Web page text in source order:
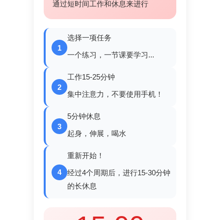
通过短时间工作和休息来进行
1
选择一项任务
一个练习，一节课要学习...
2
工作15-25分钟
集中注意力，不要使用手机！
3
5分钟休息
起身，伸展，喝水
4
重新开始！
经过4个周期后，进行15-30分钟
的长休息